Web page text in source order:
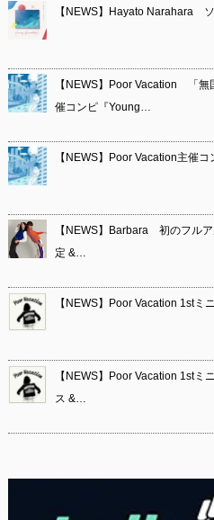
【NEWS】Hayato Narahara
【NEWS】Poor Vacation 「無
催コンピ『Young…
【NEWS】Poor Vacation主催
【NEWS】Barbara 初のフル
定 &…
【NEWS】Poor Vacation 1stミ
【NEWS】Poor Vacation 1stミ
ス &…